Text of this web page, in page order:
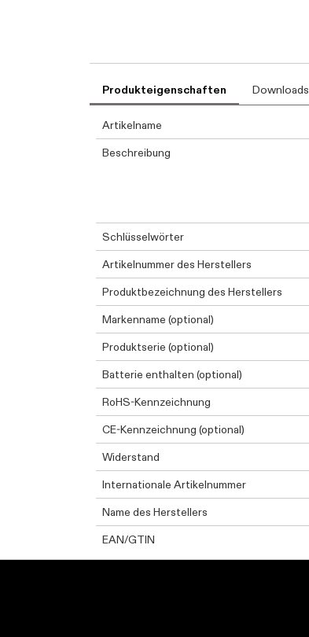
Produkteigenschaften Downloads
Artikelname
Beschreibung
Schlüsselwörter
Artikelnummer des Herstellers
Produktbezeichnung des Herstellers
Markenname (optional)
Produktserie (optional)
Batterie enthalten (optional)
RoHS-Kennzeichnung
CE-Kennzeichnung (optional)
Widerstand
Internationale Artikelnummer
Name des Herstellers
EAN/GTIN